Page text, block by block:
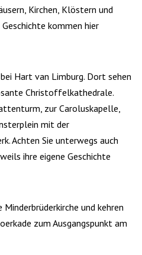
Kirchen, Klöstern und
kommen hier
Hart van Limburg. Dort sehen
Christoffelkathedrale.
zur Caroluskapelle,
mit der
Achten Sie unterwegs auch
ihre eigene Geschichte
Minderbrüderkirche und kehren
zum Ausgangspunkt am